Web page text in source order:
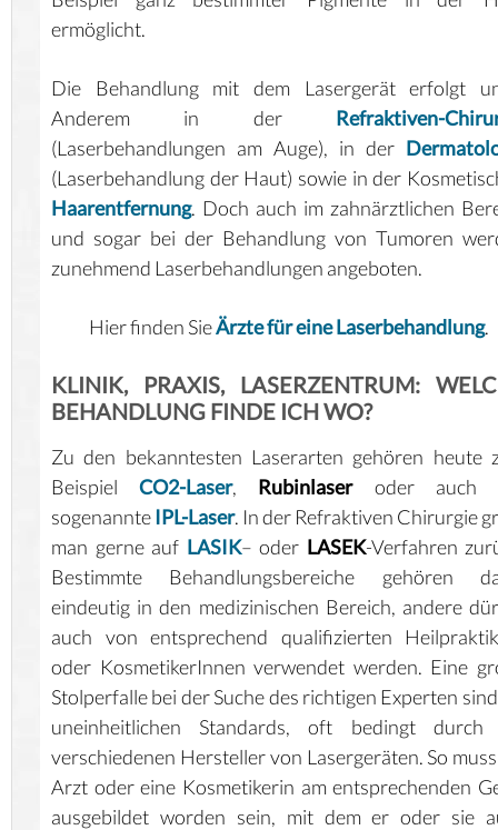
ermöglicht.
Die Behandlung mit dem Lasergerät erfolgt
Anderem in der Refraktiven-
(Laserbehandlungen am Auge), in der
(Laserbehandlung der Haut) sowie in der
Haarentfernung. Doch auch im zahnärztlichen
und sogar bei der Behandlung von Tumoren
zunehmend Laserbehandlungen angeboten.
Hier finden SieÄrzte für eine Laserbehandlung.
KLINIK, PRAXIS, LASERZENTRUM:
BEHANDLUNG FINDE ICH WO?
Zu den bekanntesten Laserarten gehören heute
BeispielCO2-Laser, Rubinlaseroder auch
sogenannteIPL-Laser. In der Refraktiven Chirurgie
man gerne auf LASIK– oder LASEK-Verfahren
Bestimmte Behandlungsbereiche gehören
eindeutig in den medizinischen Bereich, andere
auch von entsprechend qualifizierten
oder KosmetikerInnen verwendet werden. Eine
Stolperfalle bei der Suche des richtigen Experten
uneinheitlichen Standards, oft bedingt durch
verschiedenen Hersteller von Lasergeräten. So
Arzt oder eine Kosmetikerin am entsprechenden
ausgebildet worden sein, mit dem er oder sie